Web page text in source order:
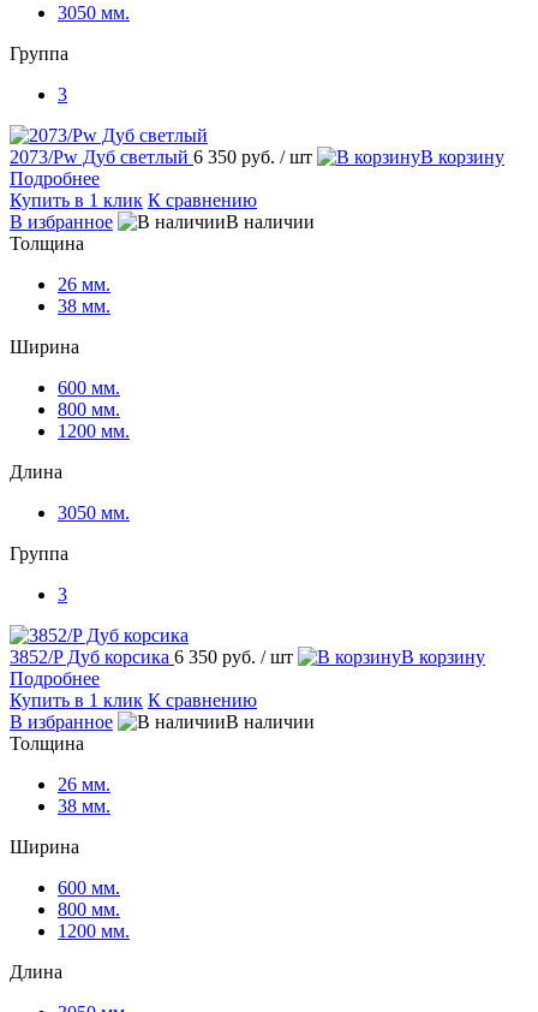
3050 мм.
Группа
3
2073/Pw Дуб светлый 6 350 руб. / шт
корзину
Подробнее
Купить в 1 клик К сравнению
избранное
наличии
Толщина
26 мм.
38 мм.
Ширина
600 мм.
800 мм.
1200 мм.
Длина
3050 мм.
Группа
3
3852/P Дуб корсика 6 350 руб. / шт
корзину
Подробнее
Купить в 1 клик К сравнению
избранное
наличии
Толщина
26 мм.
38 мм.
Ширина
600 мм.
800 мм.
1200 мм.
Длина